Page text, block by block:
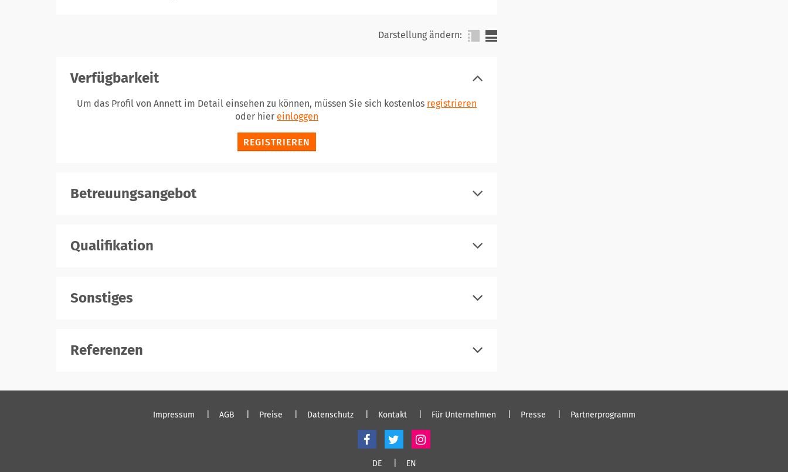
Darstellung ändern:
Verfügbarkeit
Um das Profil von Annett im Detail einsehen zu können, müssen Sie sich kostenlos registrieren
oder hier einloggen
REGISTRIEREN
Betreuungsangebot
Qualifikation
Sonstiges
Referenzen
einloggen
Impressum AGB Preise Datenschutz Kontakt Für Unternehmen Presse Partnerprogramm
DE EN